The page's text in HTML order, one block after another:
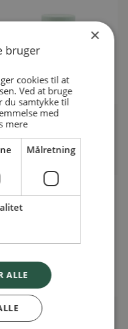
tella i Træ, MaMaMeMo
39,95 kr
i Træ, MaMaMeMo
×
bruger
cookies til at
Ved at bruge
du samtykke til
med
mere
Målretning
ALLE